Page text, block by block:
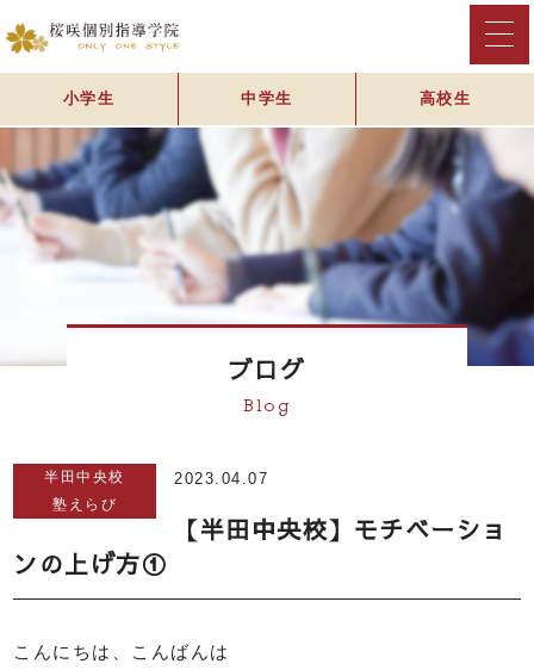
小学生 中学生 高校生
ブログ
Blog
半田中央校
塾えらび
2023.04.07
【半田中央校】モチベーショ
ンの上げ方①
こんにちは、こんばんは